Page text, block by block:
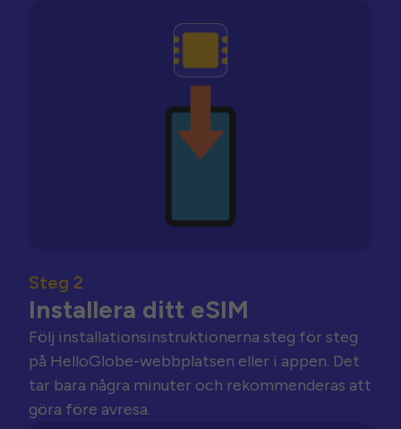
Steg 2
Installera ditt eSIM
Följ installationsinstruktionerna steg för steg
på HelloGlobe-webbplatsen eller i appen. Det
tar bara några minuter och rekommenderas att
göra före avresa.